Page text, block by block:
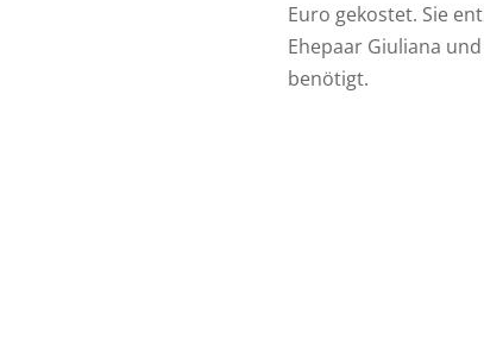
Euro gekostet. Sie
Ehepaar Giuliana
benötigt.